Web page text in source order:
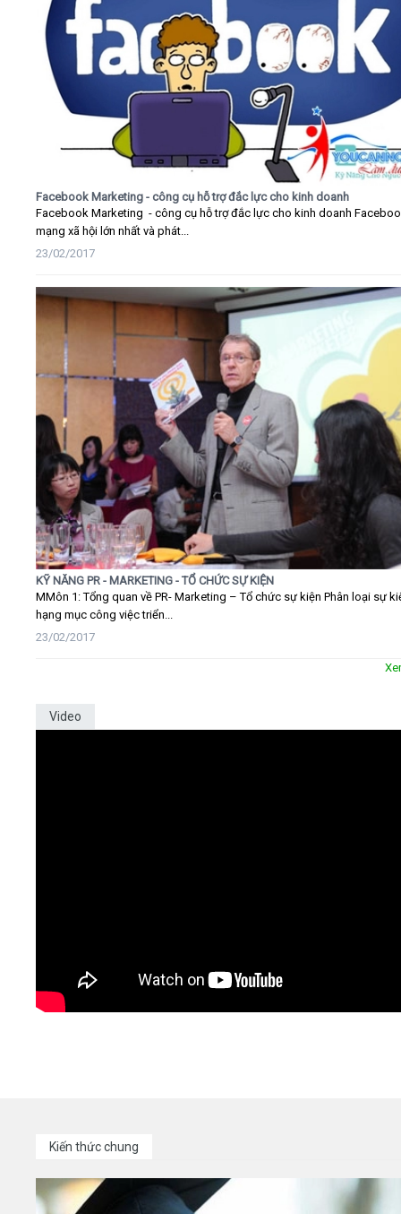
Facebook Marketing - công cụ hỗ trợ đắc lực cho kinh doanh
Facebook Marketing - công cụ hỗ trợ đắc lực cho kinh doanh
mạng xã hội lớn nhất và phát...
23/02/2017
KỸ NĂNG PR - MARKETING - TỔ CHỨC SỰ KIỆN
MMôn 1: Tổng quan về PR- Marketing – Tổ chức sự kiện Phân loại sự
hạng mục công việc triển...
23/02/2017
Video
Kiến thức chung